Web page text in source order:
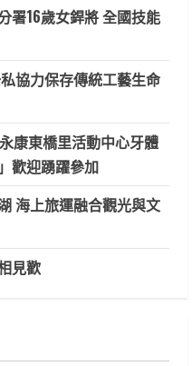
署16歲女銲將 全國技能
協力保存傳統工藝生命
康東橋里活動中心牙體
歡迎踴躍參加
海上旅運融合觀光與文
見歡